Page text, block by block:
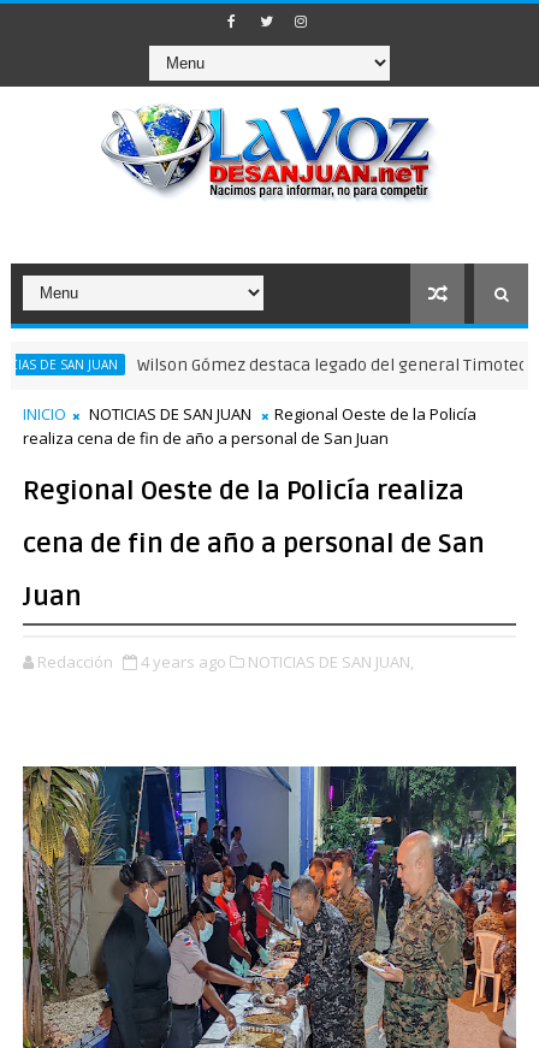
JUAN Wilson Gómez destaca legado del general Timoteo Ogando
INICIO NOTICIAS DE SAN JUAN
Regional Oeste de la Policía
realiza cena de fin de año a personal de San Juan
Regional Oeste de la Policía realiza
cena de fin de año a personal de San
Juan
Redacción 4 years ago NOTICIAS DE SAN JUAN,